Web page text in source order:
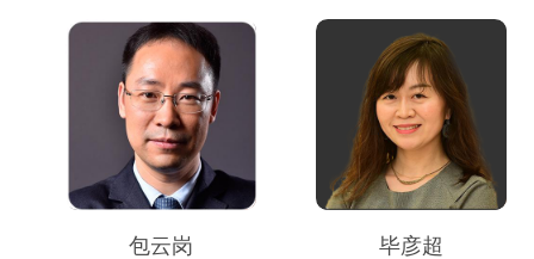
包云岗 毕彦超